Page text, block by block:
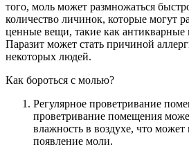
того, моль может размножаться
количество личинок, которые могут
ценные вещи, такие как антикварные
Паразит может стать причиной
некоторых людей.
Как бороться с молью?
Регулярное проветривание
проветривание помещения
влажность в воздухе, что может
появление моли.